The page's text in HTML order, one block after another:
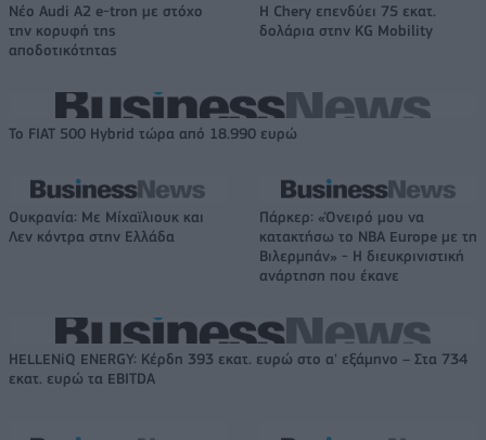
Νέο Audi A2 e-tron με στόχο
την κορυφή της
αποδοτικότητας
Η Chery επενδύει 75 εκατ.
δολάρια στην KG Mobility
Το FIAT 500 Hybrid τώρα από 18.990 ευρώ
Ουκρανία: Με Μίχαϊλιουκ και
Λεν κόντρα στην Ελλάδα
Πάρκερ: «Όνειρό μου να
κατακτήσω το ΝΒΑ Europe με τη
Βιλερμπάν» - Η διευκρινιστική
ανάρτηση που έκανε
HELLENiQ ENERGY: Κέρδη 393 εκατ. ευρώ στο α' εξάμηνο – Στα 734
εκατ. ευρώ τα EBITDA